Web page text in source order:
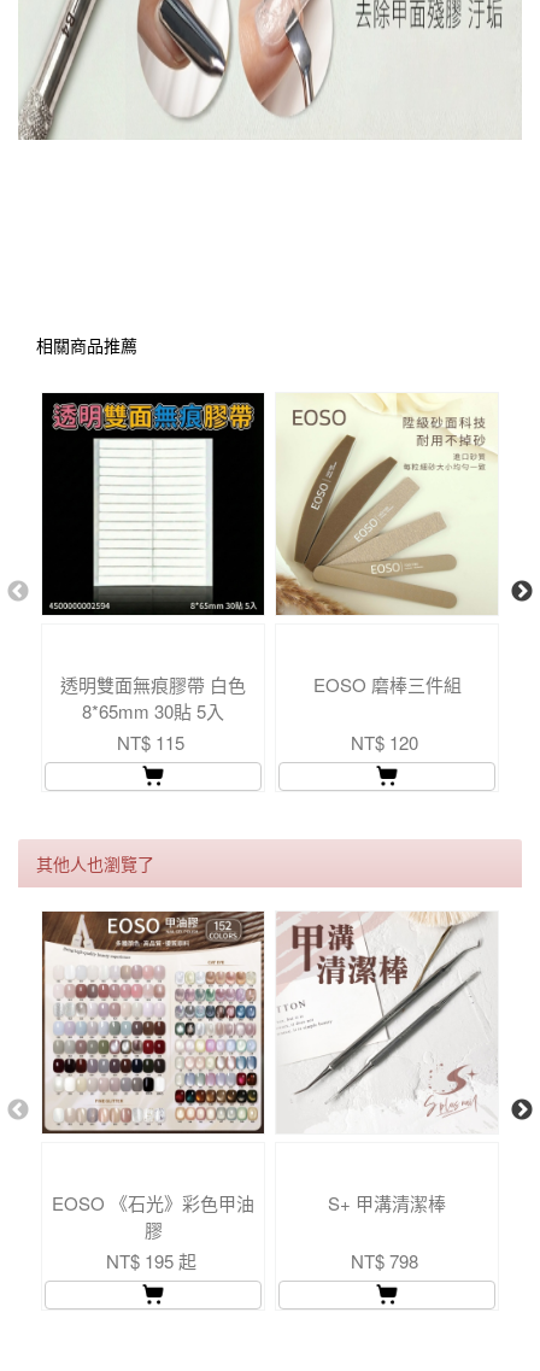
相關商品推薦
透明雙面無痕膠帶 白色
8*65mm 30貼 5入
NT$ 115
EOSO 磨棒三件組
NT$ 120
其他人也瀏覽了
EOSO 《石光》彩色甲油
膠
NT$ 195 起
S+ 甲溝清潔棒
NT$ 798